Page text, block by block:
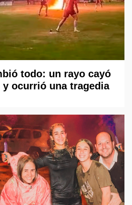
todo: un rayo cayó
ocurrió una tragedia